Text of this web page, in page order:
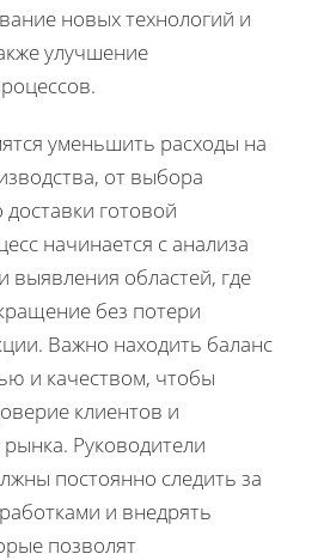
новых технологий и
улучшение
уменьшить расходы на
от выбора
готовой
начинается с анализа
выявления областей, где
без потери
Важно находить баланс
и качеством, чтобы
клиентов и
Руководители
постоянно следить за
и внедрять
позволят